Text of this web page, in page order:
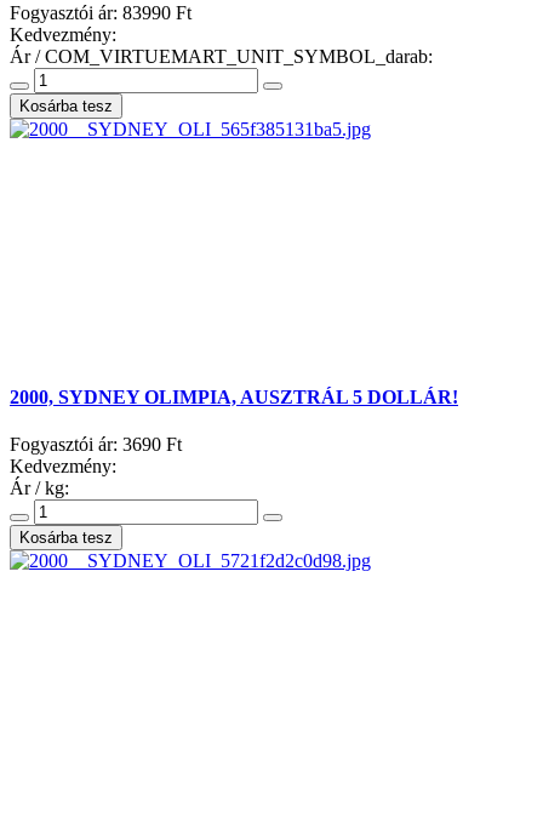
Fogyasztói ár: 83990 Ft
Kedvezmény:
Ár / COM_VIRTUEMART_UNIT_SYMBOL_darab:
2000, SYDNEY OLIMPIA, AUSZTRÁL 5 DOLLÁR!
Fogyasztói ár: 3690 Ft
Kedvezmény:
Ár / kg: